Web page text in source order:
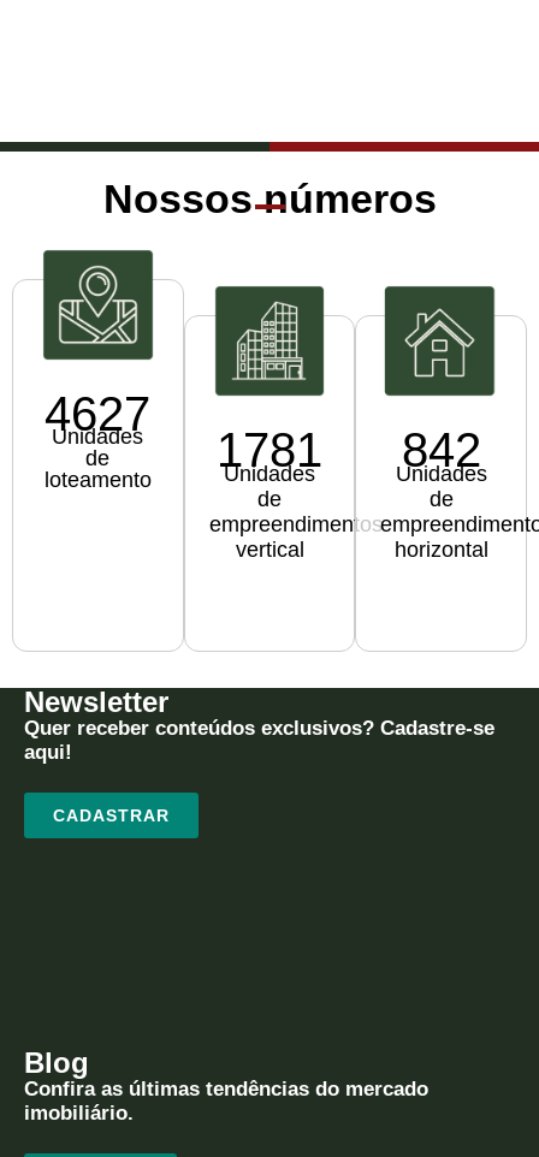
Nossos números
4627
Unidades
de
loteamento
1781
Unidades
de
empreendimentos
vertical
842
Unidades
de
horizontal
Newsletter
Quer receber conteúdos exclusivos? Cadastre-se
aqui!
CADASTRAR
Blog
Confira as últimas tendências do mercado
imobiliário.